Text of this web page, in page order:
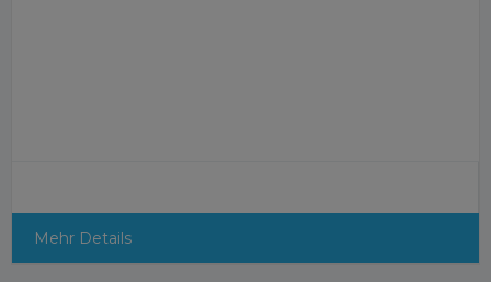
Mehr Details